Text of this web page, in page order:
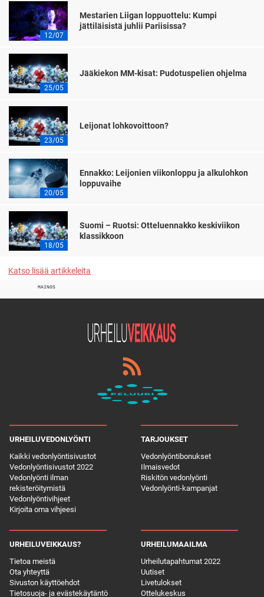
12/07
Mestarien Liigan loppuottelu: Kumpi
jättiläisistä juhlii Pariisissa?
25/05
Jääkiekon MM-kisat: Pudotuspelien ohjelma
23/05
Leijonat lohkovoittoon?
20/05
Ennakko: Leijonien viikonloppu ja alkulohkon
loppuvaihe
18/05
Suomi – Ruotsi: Otteluennakko keskiviikon
klassikkoon
Katso lisää artikkeleita
MAINOS
URHEILUVEDONLYÖNTI
Kaikki vedonlyöntisivustot
Vedonlyöntisivustot 2022
Vedonlyönti ilman
rekisteröitymistä
Vedonlyöntivihjeet
Kirjoita oma vihjeesi
TARJOUKSET
Vedonlyöntibonukset
Ilmaisvedot
Riskitön vedonlyönti
Vedonlyönti-kampanjat
URHEILUVEIKKAUS?
Tietoa meistä
Ota yhteyttä
Sivuston käyttöehdot
Tietosuoja- ja evästekäytäntö
URHEILUMAAILMA
Urheilutapahtumat 2022
Uutiset
Livetulokset
Ottelukeskus